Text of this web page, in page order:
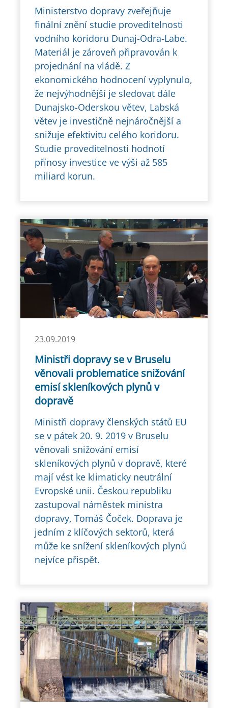
Ministerstvo dopravy zveřejňuje
finální znění studie proveditelnosti
vodního koridoru Dunaj-Odra-Labe.
Materiál je zároveň připravován k
projednání na vládě. Z
ekonomického hodnocení vyplynulo,
že nejvýhodnější je sledovat dále
Dunajsko-Oderskou větev, Labská
větev je investičně nejnáročnější a
snižuje efektivitu celého koridoru.
Studie proveditelnosti hodnotí
přínosy investice ve výši až 585
miliard korun.
23.09.2019
Ministři dopravy se v Bruselu
věnovali problematice snižování
emisí skleníkových plynů v
dopravě
Ministři dopravy členských států EU
se v pátek 20. 9. 2019 v Bruselu
věnovali snižování emisí
skleníkových plynů v dopravě, které
mají vést ke klimaticky neutrální
Evropské unii. Českou republiku
zastupoval náměstek ministra
dopravy, Tomáš Čoček. Doprava je
jedním z klíčových sektorů, která
může ke snížení skleníkových plynů
nejvíce přispět.